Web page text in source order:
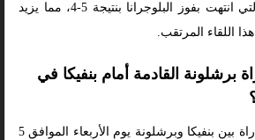
في دور المجموعات، والتي انتهت بفوز البلوجرانا بنتيجة 5-4، مما يزيد
اللقاء المرتقب.
برشلونة القادمة أمام بنفيكا في
تنطلق صافرة بداية المباراة بين بنفيكا وبرشلونة يوم الأربعاء الموافق 5